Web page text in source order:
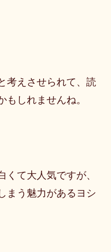
考えさせられて、読
もしれませんね。
くて大人気ですが、
まう魅力があるヨシ